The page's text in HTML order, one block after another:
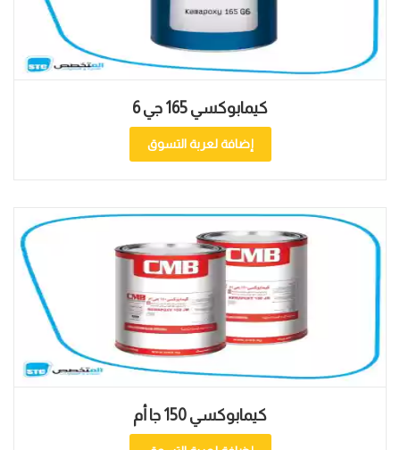
كيمابوكسي 165 جي 6
إضافة لعربة التسوق
كيمابوكسي 150 جا أم